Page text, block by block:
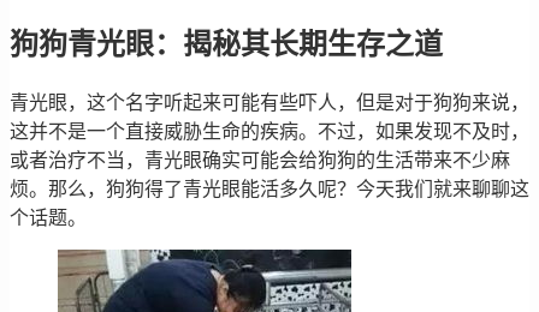
狗狗青光眼：揭秘其长期生存之道
青光眼，这个名字听起来可能有些吓人，但是对于狗狗来说，
这并不是一个直接威胁生命的疾病。不过，如果发现不及时，
或者治疗不当，青光眼确实可能会给狗狗的生活带来不少麻
烦。那么，狗狗得了青光眼能活多久呢？今天我们就来聊聊这
个话题。